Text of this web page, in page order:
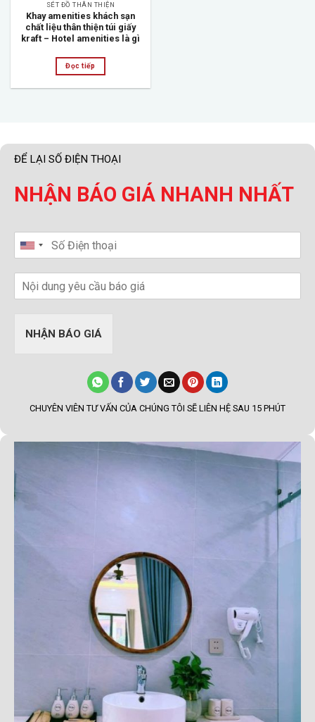
SÉT ĐỒ THÂN THIỆN
Khay amenities khách sạn
chất liệu thân thiện túi giấy
kraft – Hotel amenities là gì
Đọc tiếp
ĐỂ LẠI SỐ ĐIỆN THOẠI
NHẬN BÁO GIÁ NHANH NHẤT
NHẬN BÁO GIÁ
CHUYÊN VIÊN TƯ VẤN CỦA CHÚNG TÔI SẼ LIÊN HỆ SAU 15 PHÚT